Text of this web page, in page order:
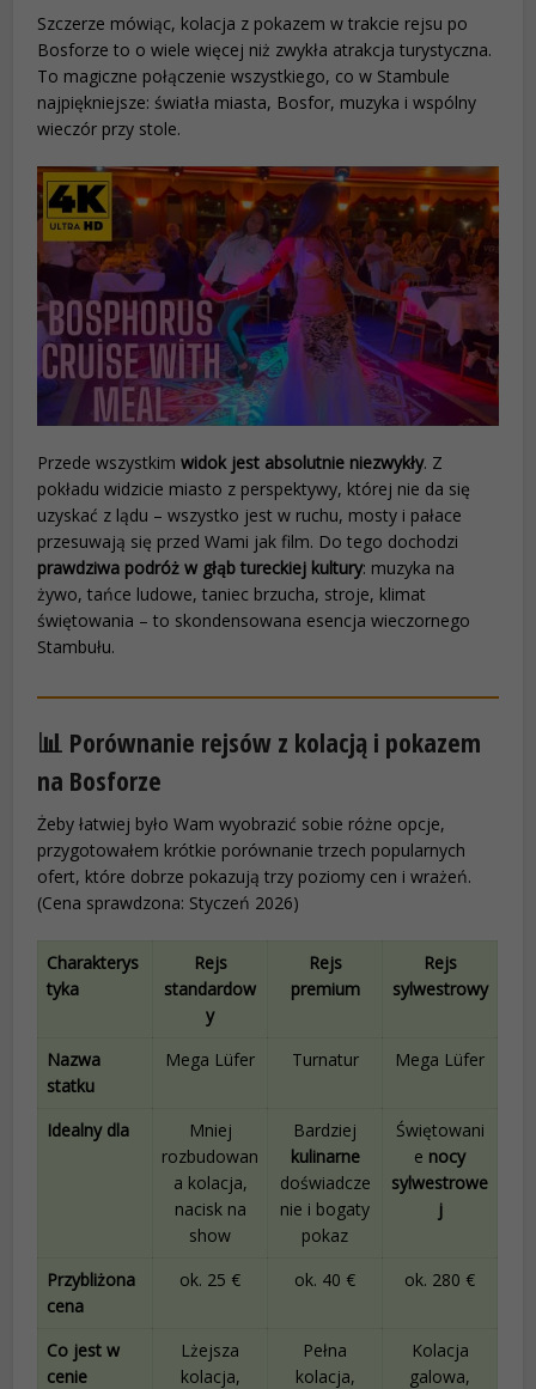
Szczerze mówiąc, kolacja z pokazem w trakcie rejsu po
Bosforze to o wiele więcej niż zwykła atrakcja turystyczna.
To magiczne połączenie wszystkiego, co w Stambule
najpiękniejsze: światła miasta, Bosfor, muzyka i wspólny
wieczór przy stole.
Przede wszystkimwidok jest absolutnie niezwykły. Z
pokładu widzicie miasto z perspektywy, której nie da się
uzyskać z lądu – wszystko jest w ruchu, mosty i pałace
przesuwają się przed Wami jak film. Do tego dochodzi
prawdziwa podróż w głąb tureckiej kultury: muzyka na
żywo, tańce ludowe, taniec brzucha, stroje, klimat
świętowania – to skondensowana esencja wieczornego
Stambułu.
📊 Porównanie rejsów z kolacją i pokazem
na Bosforze
Żeby łatwiej było Wam wyobrazić sobie różne opcje,
przygotowałem krótkie porównanie trzech popularnych
ofert, które dobrze pokazują trzy poziomy cen i wrażeń.
(Cena sprawdzona: Styczeń 2026)
Charakterys
tyka
Rejs
standardow
y
Rejs
premium
Rejs
sylwestrowy
Nazwa
statku
Mega Lüfer Turnatur Mega Lüfer
Idealny dla
Mniej
rozbudowan
a kolacja,
nacisk na
show
Bardziej
kulinarne
doświadcze
nie i bogaty
pokaz
Świętowani
e nocy
sylwestrowe
j
Przybliżona
cena
ok. 25 € ok. 40 € ok. 280 €
Co jest w
cenie
Lżejsza
kolacja,
Pełna
kolacja,
Kolacja
galowa,